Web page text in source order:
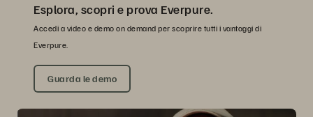
Esplora, scopri e prova Everpure.
Accedi a video e demo on demand per scoprire tutti i vantaggi di
Everpure.
Guarda le demo